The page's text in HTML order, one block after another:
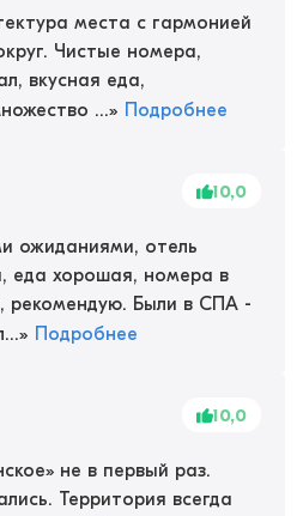
места с гармонией
Чистые номера,
вкусная еда,
...» Подробнее
10,0
ожиданиями, отель
еда хорошая, номера в
рекомендую. Были в СПА -
» Подробнее
10,0
не в первый раз.
Территория всегда